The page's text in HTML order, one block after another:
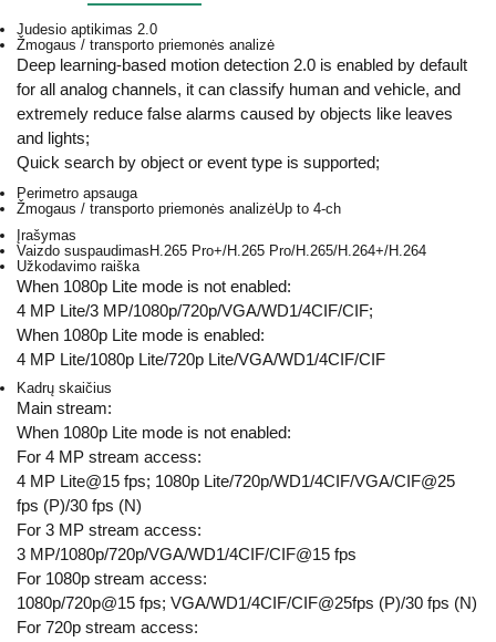
Judesio aptikimas 2.0
Žmogaus / transporto priemonės analizė
Deep learning-based motion detection 2.0 is enabled by default
for all analog channels, it can classify human and vehicle, and
extremely reduce false alarms caused by objects like leaves
and lights;
Quick search by object or event type is supported;
Perimetro apsauga
Žmogaus / transporto priemonės analizėUp to 4-ch
Įrašymas
Vaizdo suspaudimas H.265 Pro+/H.265 Pro/H.265/H.264+/H.264
Užkodavimo raiška
When 1080p Lite mode is not enabled:
4 MP Lite/3 MP/1080p/720p/VGA/WD1/4CIF/CIF;
When 1080p Lite mode is enabled:
4 MP Lite/1080p Lite/720p Lite/VGA/WD1/4CIF/CIF
Kadrų skaičius
Main stream:
When 1080p Lite mode is not enabled:
For 4 MP stream access:
4 MP Lite@15 fps; 1080p Lite/720p/WD1/4CIF/VGA/CIF@25
fps (P)/30 fps (N)
For 3 MP stream access:
3 MP/1080p/720p/VGA/WD1/4CIF/CIF@15 fps
For 1080p stream access:
1080p/720p@15 fps; VGA/WD1/4CIF/CIF@25fps (P)/30 fps (N)
For 720p stream access: